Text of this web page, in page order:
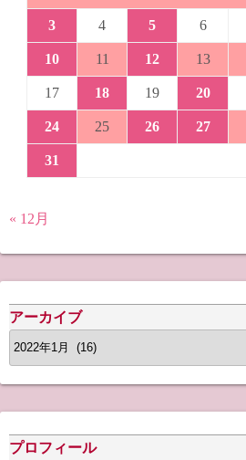
3 4 5 6
10 11 12 13
17 18 19 20
24 25 26 27
31
« 12月
アーカイブ
ア
ー
カ
イ
ブ
プロフィール